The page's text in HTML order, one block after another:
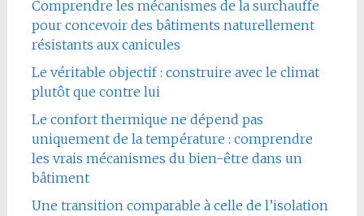
Comprendre les mécanismes de la surchauffe
pour concevoir des bâtiments naturellement
résistants aux canicules
Le véritable objectif : construire avec le climat
plutôt que contre lui
Le confort thermique ne dépend pas
uniquement de la température : comprendre
les vrais mécanismes du bien-être dans un
bâtiment
Une transition comparable à celle de l’isolation